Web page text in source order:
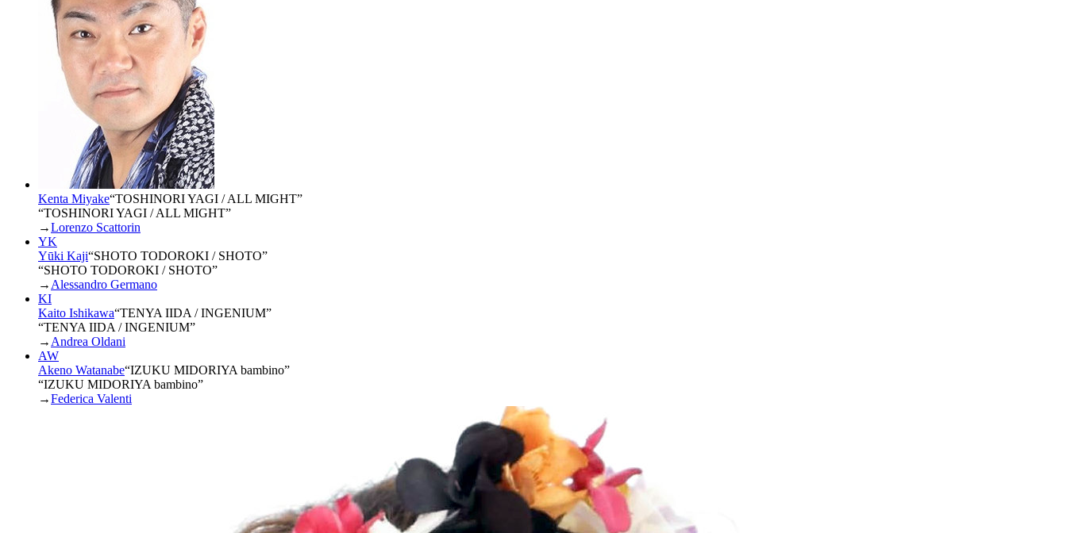
Kenta Miyake“TOSHINORI YAGI / ALL MIGHT”
“TOSHINORI YAGI / ALL MIGHT”
→Lorenzo Scattorin
YK
Yūki Kaji“SHOTO TODOROKI / SHOTO”
“SHOTO TODOROKI / SHOTO”
→ Alessandro Germano
KI
Kaito Ishikawa“TENYA IIDA / INGENIUM”
“TENYA IIDA / INGENIUM”
→ Andrea Oldani
AW
Akeno Watanabe“IZUKU MIDORIYA bambino”
“IZUKU MIDORIYA bambino”
→Federica Valenti